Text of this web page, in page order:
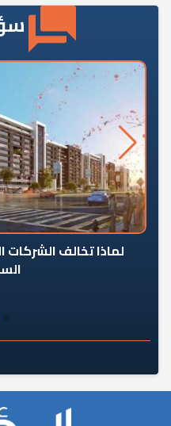
لماذا تخالف الشركات